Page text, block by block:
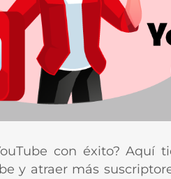
con éxito? Aquí
y atraer más